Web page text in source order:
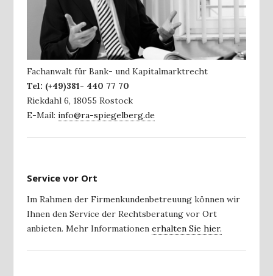
Fachanwalt für Bank- und Kapitalmarktrecht
Tel: (+49)381- 440 77 70
Riekdahl 6, 18055 Rostock
E-Mail: info@ra-spiegelberg.de
Service vor Ort
Im Rahmen der Firmenkundenbetreuung können wir
Ihnen den Service der Rechtsberatung vor Ort
anbieten. Mehr Informationen erhalten Sie hier.